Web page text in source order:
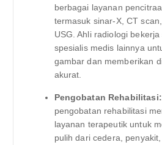
berbagai layanan
termasuk sinar-X, CT
USG. Ahli radiologi
spesialis medis lainnya
gambar dan memberikan
akurat.
Pengobatan Rehabilitasi:
pengobatan rehabilitasi
layanan terapeutik untuk
pulih dari cedera,